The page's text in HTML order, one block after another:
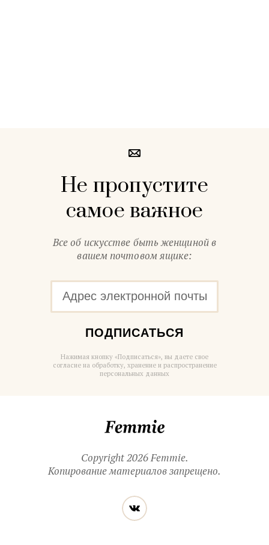
Не пропустите
самое важное
Все об искусстве быть женщиной в
вашем почтовом ящике:
ПОДПИСАТЬСЯ
Нажимая кнопку «Подписаться», вы даете свое
согласие на обработку, хранение и распространение
персональных данных
Copyright 2026 Femmie.
Копирование материалов запрещено.
Читайте
нас
в социальных